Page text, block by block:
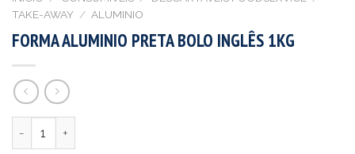
TAKE-AWAY / ALUMINIO
FORMA ALUMINIO PRETA BOLO INGLÊS 1KG